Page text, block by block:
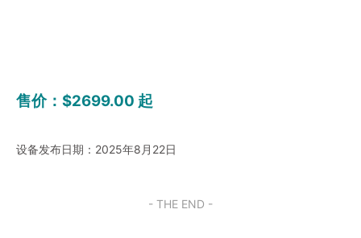
售价：$2699.00 起
设备发布日期：2025年8月22日
- THE END -